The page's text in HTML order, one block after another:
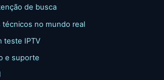
de busca
técnicos no mundo real
teste IPTV
e suporte